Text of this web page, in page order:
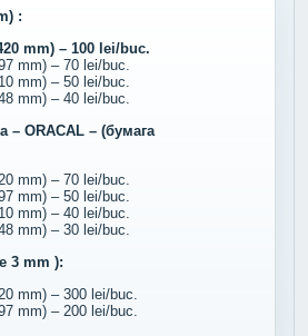
:
mm) – 100 lei/buc.
mm) – 70 lei/buc.
mm) – 50 lei/buc.
mm) – 40 lei/buc.
– ORACAL – (бумага
mm) – 70 lei/buc.
mm) – 50 lei/buc.
mm) – 40 lei/buc.
mm) – 30 lei/buc.
3 mm ):
mm) – 300 lei/buc.
mm) – 200 lei/buc.